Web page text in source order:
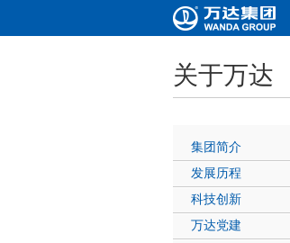
关于万达
集团简介
发展历程
科技创新
万达党建